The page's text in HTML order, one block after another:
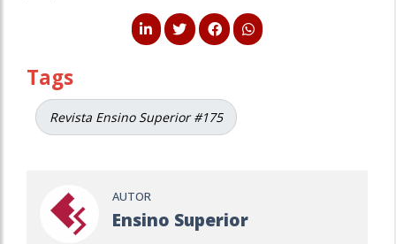
Tags
Revista Ensino Superior #175
AUTOR
Ensino Superior